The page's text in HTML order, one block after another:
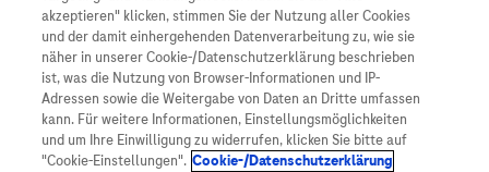
Roche Stories
Events
Podcast
Digitalisierung
Blog Zukunftslabor
Informationen zu
Diagnostik ist
Klinische Studien
Roche Pipeline
Roche Fachportal
Vigilanz-Training
Presse
Karriere
Links zu Websites Dritter werden im Sinne des
Servicegedankens angeboten. Der Herausgeber äußert
keine Meinung über den Inhalt von Websites Dritter und
lehnt ausdrücklich jegliche Verantwortung für
Drittinformationen und deren Verwendung ab.
akzeptieren" klicken, stimmen Sie der Nutzung aller Cookies
und der damit einhergehenden Datenverarbeitung zu, wie sie
näher in unserer Cookie-/Datenschutzerklärung beschrieben
ist, was die Nutzung von Browser-Informationen und IP-
Adressen sowie die Weitergabe von Daten an Dritte umfassen
kann. Für weitere Informationen, Einstellungsmöglichkeiten
und um Ihre Einwilligung zu widerrufen, klicken Sie bitte auf
"Cookie-Einstellungen". Cookie-/Datenschutzerklärung